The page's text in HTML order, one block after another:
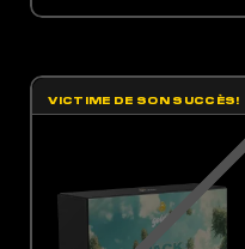
VICTIME DE SON SUCCÈS!
OPTIONS PEUVENT ÊTRE CHOISIES
PRODUIT A PLUSIEURS VARIATIONS.